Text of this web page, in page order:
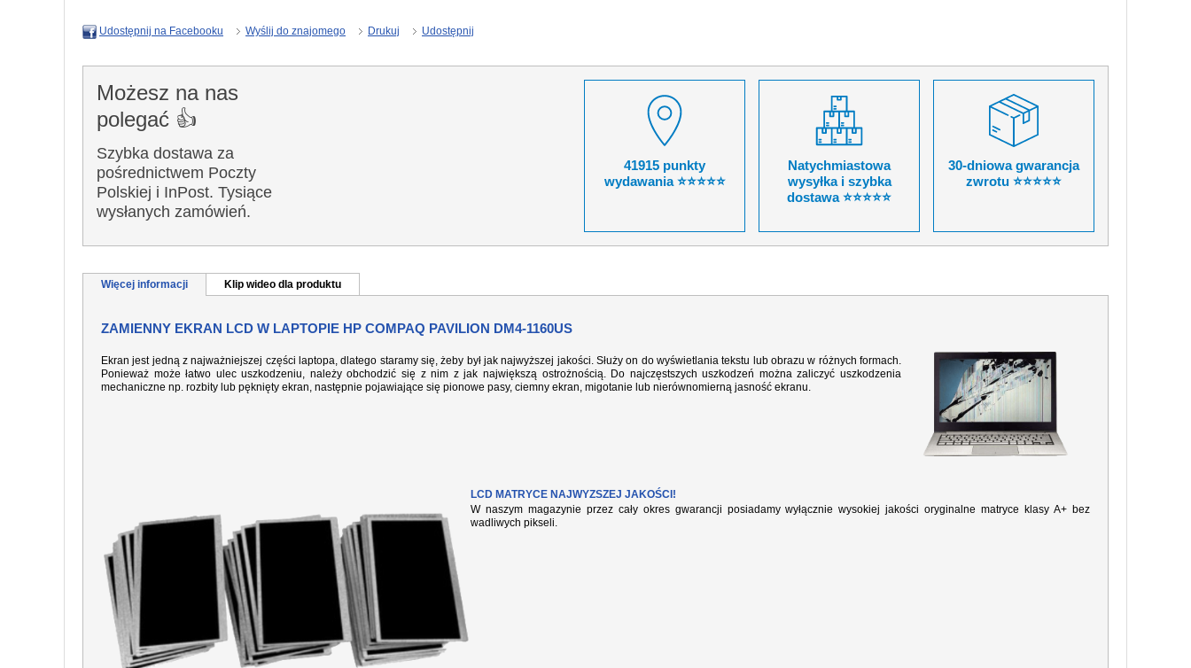
Udostępnij na Facebooku Wyślij do znajomego Drukuj Udostępnij
Możesz na nas
polegać 👍
Szybka dostawa za
pośrednictwem Poczty
Polskiej i InPost. Tysiące
wysłanych zamówień.
41915 punkty
wydawania ⭐⭐⭐⭐⭐
Natychmiastowa
wysyłka i szybka
dostawa ⭐⭐⭐⭐⭐
30-dniowa gwarancja
zwrotu ⭐⭐⭐⭐⭐
Więcej informacji Klip wideo dla produktu
ZAMIENNY EKRAN LCD W LAPTOPIE HP COMPAQ PAVILION DM4-1160US
Ekran jest jedną z najważniejszej części laptopa, dlatego staramy się, żeby był jak najwyższej jakości. Służy on do wyświetlania tekstu lub obrazu w różnych formach.
Ponieważ może łatwo ulec uszkodzeniu, należy obchodzić się z nim z jak największą ostrożnością. Do najczęstszych uszkodzeń można zaliczyć uszkodzenia
mechaniczne np. rozbity lub pęknięty ekran, następnie pojawiające się pionowe pasy, ciemny ekran, migotanie lub nierównomierną jasność ekranu.
LCD MATRYCE NAJWYZSZEJ JAKOŚCI!
W naszym magazynie przez cały okres gwarancji posiadamy wyłącznie wysokiej jakości oryginalne matryce klasy A+ bez
wadliwych pikseli.